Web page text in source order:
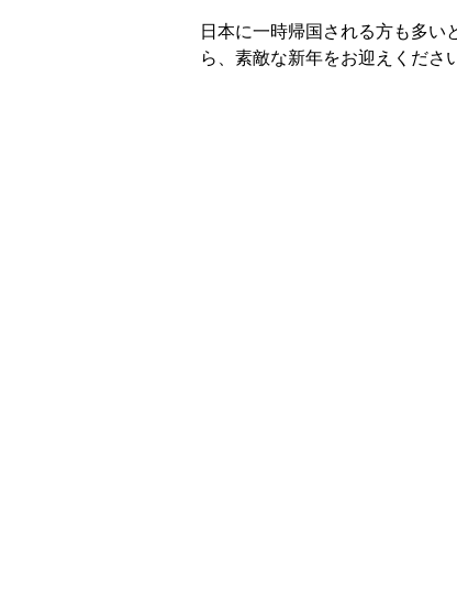
日本に一時帰国される方も多
ら、素敵な新年をお迎えくださ